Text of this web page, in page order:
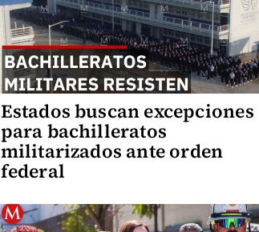
Estados buscan excepciones
para bachilleratos
militarizados ante orden
federal